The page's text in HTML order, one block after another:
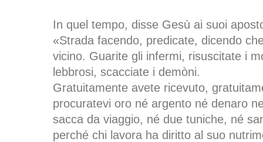
In quel tempo, disse Gesù ai suoi
«Strada facendo, predicate, dicendo
vicino. Guarite gli infermi, risuscitate i
lebbrosi, scacciate i demòni.
Gratuitamente avete ricevuto,
procuratevi oro né argento né denaro
sacca da viaggio, né due tuniche, né
perché chi lavora ha diritto al suo